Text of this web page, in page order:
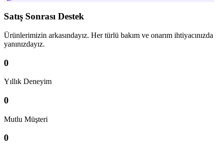
Satış Sonrası Destek
Ürünlerimizin arkasındayız. Her türlü bakım ve onarım ihtiyacınızda
yanınızdayız.
0
Yıllık Deneyim
0
Mutlu Müşteri
0